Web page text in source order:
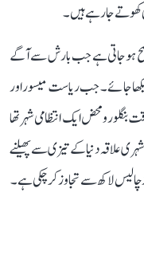
کھوتے جا رہے ہیں۔
ہو جاتی ہے جب بارش سے آگے
جائے۔ جب ریاست میسور اور
کیا تھا، اس وقت بنگلورو محض ایک انتظامی شہر تھا
علاقہ دنیا کے تیزی سے پھیلنے
لاکھ سے تجاوز کر چکی ہے۔